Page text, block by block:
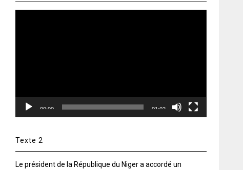
00:00 01:02
Texte 2
Le président de la République du Niger a accordé un